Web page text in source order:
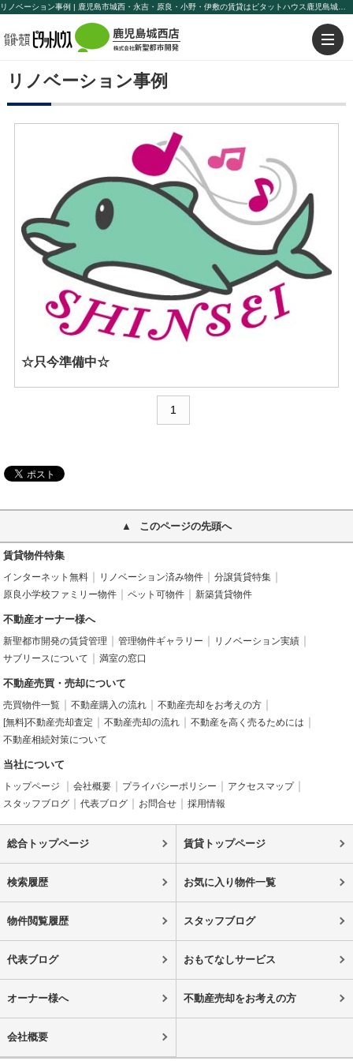
リノベーション事例
☆只今準備中☆
1
このページの先頭へ
賃貸物件特集
インターネット無料 リノベーション済み物件
分譲賃貸特集
原良小学校ファミリー物件
ペット可物件 新築賃貸物件
不動産オーナー様へ
新聖都市開発の賃貸管理 管理物件ギャラリー
リノベーション実績
サブリースについて
満室の窓口
不動産売買・売却について
売買物件一覧 不動産購入の流れ
不動産売却をお考えの方
[無料]不動産売却査定
不動産売却の流れ
不動産を高く売るためには
不動産相続対策について
当社について
トップページ 会社概要 プライバシーポリシー
アクセスマップ
スタッフブログ
代表ブログ お問合せ 採用情報
総合トップページ 賃貸トップページ
検索履歴 お気に入り物件一覧
物件閲覧履歴 スタッフブログ
代表ブログ おもてなしサービス
オーナー様へ 不動産売却をお考えの方
会社概要